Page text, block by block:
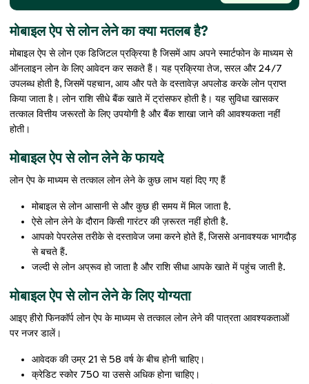
मोबाइल ऐप से लोन लेने का क्या मतलब है?
मोबाइल ऐप से लोन एक डिजिटल प्रक्रिया है जिसमें आप अपने स्मार्टफोन के माध्यम से
ऑनलाइन लोन के लिए आवेदन कर सकते हैं। यह प्रक्रिया तेज, सरल और 24/7
उपलब्ध होती है, जिसमें पहचान, आय और पते के दस्तावेज़ अपलोड करके लोन प्राप्त
किया जाता है। लोन राशि सीधे बैंक खाते में ट्रांसफर होती है। यह सुविधा खासकर
तत्काल वित्तीय जरूरतों के लिए उपयोगी है और बैंक शाखा जाने की आवश्यकता नहीं
होती।
मोबाइल ऐप से लोन लेने के फायदे
लोन ऐप के माध्यम से तत्काल लोन लेने के कुछ लाभ यहां दिए गए हैं
मोबाइल से लोन आसानी से और कुछ ही समय में मिल जाता है.
ऐसे लोन लेने के दौरान किसी गारंटर की ज़रूरत नहीं होती है.
आपको पेपरलेस तरीके से दस्तावेज जमा करने होते हैं, जिससे अनावश्यक भागदौड़
से बचते हैं.
जल्दी से लोन अप्रूव हो जाता है और राशि सीधा आपके खाते में पहुंच जाती है.
मोबाइल ऐप से लोन लेने के लिए योग्यता
आइए हीरो फिनकॉर्प लोन ऐप के माध्यम से तत्काल लोन लेने की पात्रता आवश्यकताओं
पर नजर डालें।
आवेदक की उम्र 21 से 58 वर्ष के बीच होनी चाहिए।
क्रेडिट स्कोर 750 या उससे अधिक होना चाहिए।